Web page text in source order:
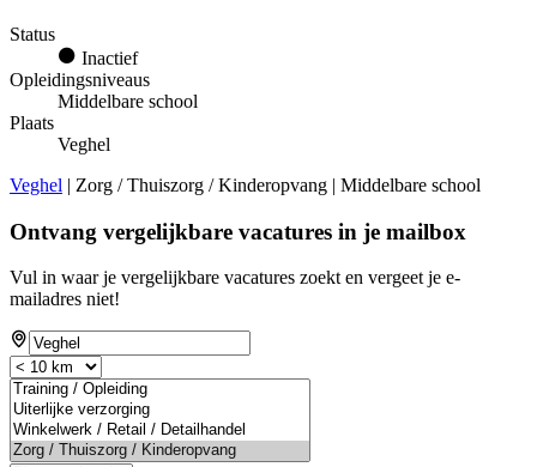
Status
Inactief
Opleidingsniveaus
Middelbare school
Plaats
Veghel
Veghel | Zorg / Thuiszorg / Kinderopvang | Middelbare school
Ontvang vergelijkbare vacatures in je mailbox
Vul in waar je vergelijkbare vacatures zoekt en vergeet je e-
mailadres niet!